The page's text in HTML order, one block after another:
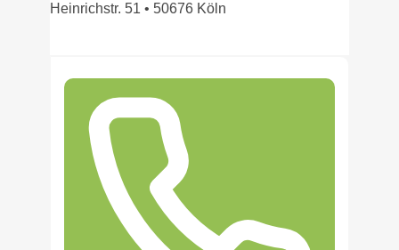
Heinrichstr. 51 • 50676 Köln